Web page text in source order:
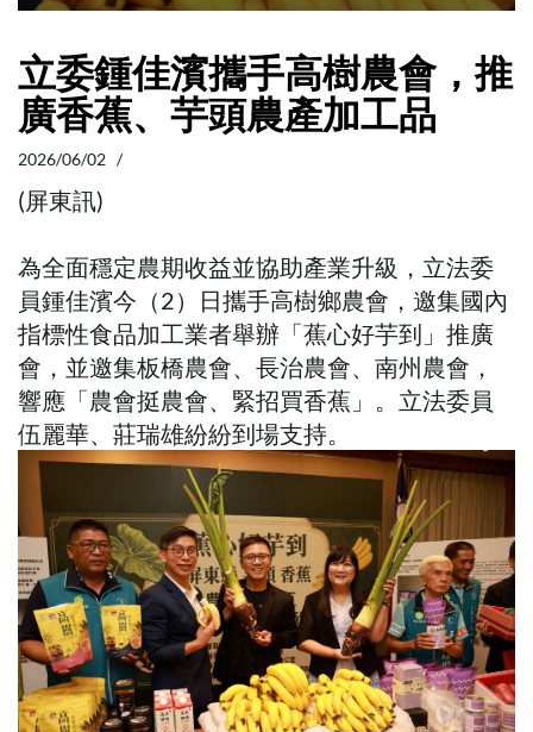
立委鍾佳濱攜手高樹農會，推
廣香蕉、芋頭農產加工品
2026/06/02 /
(屏東訊)
為全面穩定農期收益並協助產業升級，立法委
員鍾佳濱今（2）日攜手高樹鄉農會，邀集國內
指標性食品加工業者舉辦「蕉心好芋到」推廣
會，並邀集板橋農會、長治農會、南州農會，
響應「農會挺農會、緊招買香蕉」。立法委員
伍麗華、莊瑞雄紛紛到場支持。